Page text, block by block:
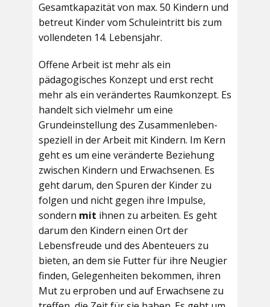
Gesamtkapazität von max. 50 Kindern und
betreut Kinder vom Schuleintritt bis zum
vollendeten 14. Lebensjahr.
Offene Arbeit ist mehr als ein
pädagogisches Konzept und erst recht
mehr als ein verändertes Raumkonzept. Es
handelt sich vielmehr um eine
Grundeinstellung des Zusammenleben-
speziell in der Arbeit mit Kindern. Im Kern
geht es um eine veränderte Beziehung
zwischen Kindern und Erwachsenen. Es
geht darum, den Spuren der Kinder zu
folgen und nicht gegen ihre Impulse,
sondern mit ihnen zu arbeiten. Es geht
darum den Kindern einen Ort der
Lebensfreude und des Abenteuers zu
bieten, an dem sie Futter für ihre Neugier
finden, Gelegenheiten bekommen, ihren
Mut zu erproben und auf Erwachsene zu